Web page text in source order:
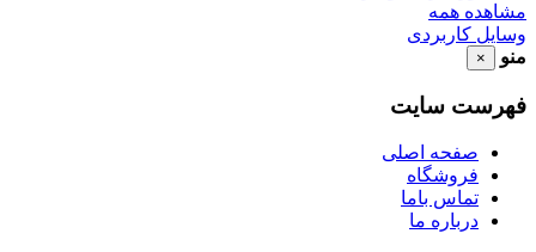
مشاهده همه
وسایل کاربردی
منو
×
فهرست سایت
صفحه اصلی
فروشگاه
تماس باما
درباره ما